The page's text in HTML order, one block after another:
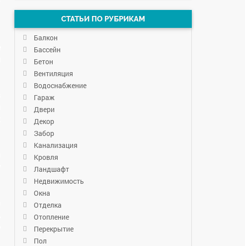
СТАТЬИ ПО РУБРИКАМ
Балкон
Бассейн
Бетон
Вентиляция
Водоснабжение
Гараж
Двери
Декор
Забор
Канализация
Кровля
Ландшафт
Недвижимость
Окна
Отделка
Отопление
Перекрытие
Пол